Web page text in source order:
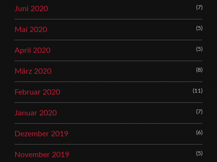
Juni 2020 (7)
Mai 2020 (5)
April 2020 (5)
März 2020 (8)
Februar 2020 (11)
Januar 2020 (7)
Dezember 2019 (6)
November 2019 (5)